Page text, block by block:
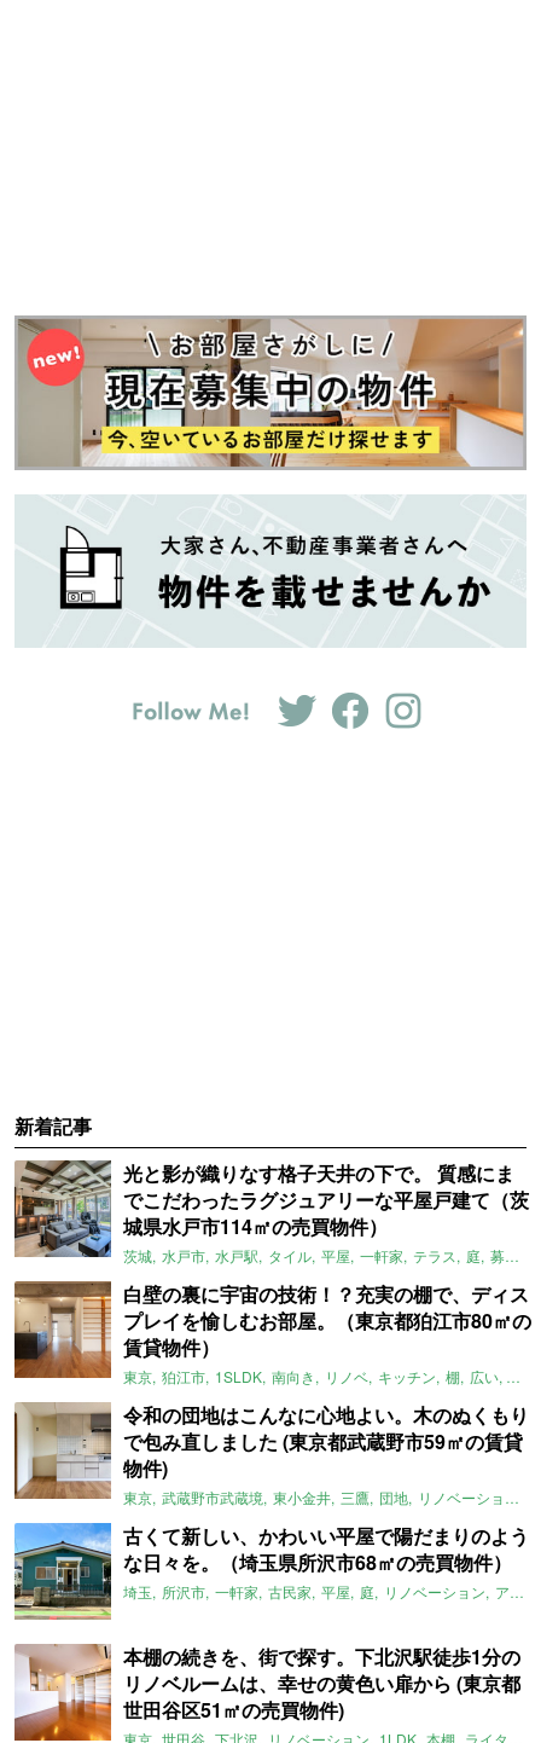
新着記事
光と影が織りなす格子天井の下で。 質感にま
でこだわったラグジュアリーな平屋戸建て（茨
城県水戸市114㎡の売買物件）
茨城 水戸市 水戸駅 タイル 平屋 一軒家 テラス 庭 募集中
白壁の裏に宇宙の技術！？充実の棚で、ディス
プレイを愉しむお部屋。（東京都狛江市80㎡の
賃貸物件）
東京 狛江市 1SLDK 南向き リノベ キッチン 棚 広い ガイ
令和の団地はこんなに心地よい。木のぬくもり
で包み直しました (東京都武蔵野市59㎡の賃貸
物件)
東京 武蔵野市武蔵境 東小金井 三鷹 団地 リノベーション
古くて新しい、かわいい平屋で陽だまりのよう
な日々を。（埼玉県所沢市68㎡の売買物件）
埼玉 所沢市 一軒家 古民家 平屋 庭 リノベーション アメリカンハウス
本棚の続きを、街で探す。下北沢駅徒歩1分の
リノベルームは、幸せの黄色い扉から (東京都
世田谷区51㎡の売買物件)
東京 世田谷 下北沢 リノベーション 1LDK 本棚 ライター：ほしりょうこ